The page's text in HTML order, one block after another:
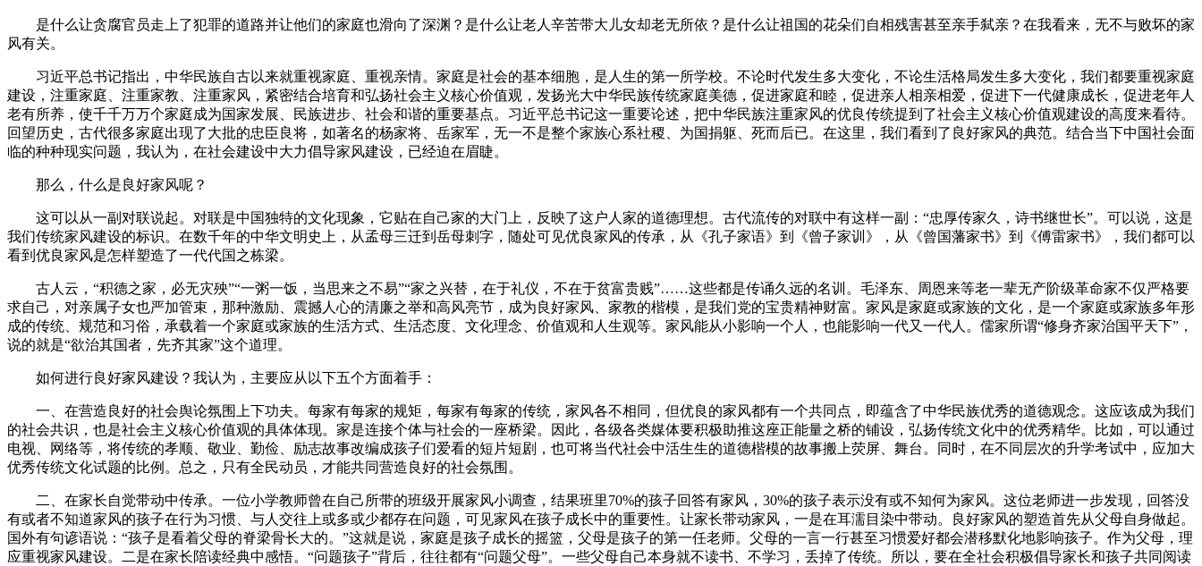
是什么让贪腐官员走上了犯罪的道路并让他们的家庭也滑向了深渊？是什么让老人辛苦带大儿女却老无所依？是什么让祖国的花朵们自相残害甚至亲手弑亲？在我看来，无不与败坏的家
风有关。
习近平总书记指出，中华民族自古以来就重视家庭、重视亲情。家庭是社会的基本细胞，是人生的第一所学校。不论时代发生多大变化，不论生活格局发生多大变化，我们都要重视家庭
建设，注重家庭、注重家教、注重家风，紧密结合培育和弘扬社会主义核心价值观，发扬光大中华民族传统家庭美德，促进家庭和睦，促进亲人相亲相爱，促进下一代健康成长，促进老年人
老有所养，使千千万万个家庭成为国家发展、民族进步、社会和谐的重要基点。习近平总书记这一重要论述，把中华民族注重家风的优良传统提到了社会主义核心价值观建设的高度来看待。
回望历史，古代很多家庭出现了大批的忠臣良将，如著名的杨家将、岳家军，无一不是整个家族心系社稷、为国捐躯、死而后已。在这里，我们看到了良好家风的典范。结合当下中国社会面
临的种种现实问题，我认为，在社会建设中大力倡导家风建设，已经迫在眉睫。
那么，什么是良好家风呢？
这可以从一副对联说起。对联是中国独特的文化现象，它贴在自己家的大门上，反映了这户人家的道德理想。古代流传的对联中有这样一副：“忠厚传家久，诗书继世长”。可以说，这是
我们传统家风建设的标识。在数千年的中华文明史上，从孟母三迁到岳母刺字，随处可见优良家风的传承，从《孔子家语》到《曾子家训》，从《曾国藩家书》到《傅雷家书》，我们都可以
看到优良家风是怎样塑造了一代代国之栋梁。
古人云，“积德之家，必无灾殃”“一粥一饭，当思来之不易”“家之兴替，在于礼仪，不在于贫富贵贱”……这些都是传诵久远的名训。毛泽东、周恩来等老一辈无产阶级革命家不仅严格要
求自己，对亲属子女也严加管束，那种激励、震撼人心的清廉之举和高风亮节，成为良好家风、家教的楷模，是我们党的宝贵精神财富。家风是家庭或家族的文化，是一个家庭或家族多年形
成的传统、规范和习俗，承载着一个家庭或家族的生活方式、生活态度、文化理念、价值观和人生观等。家风能从小影响一个人，也能影响一代又一代人。儒家所谓“修身齐家治国平天下”，
说的就是“欲治其国者，先齐其家”这个道理。
如何进行良好家风建设？我认为，主要应从以下五个方面着手：
一、在营造良好的社会舆论氛围上下功夫。每家有每家的规矩，每家有每家的传统，家风各不相同，但优良的家风都有一个共同点，即蕴含了中华民族优秀的道德观念。这应该成为我们
的社会共识，也是社会主义核心价值观的具体体现。家是连接个体与社会的一座桥梁。因此，各级各类媒体要积极助推这座正能量之桥的铺设，弘扬传统文化中的优秀精华。比如，可以通过
电视、网络等，将传统的孝顺、敬业、勤俭、励志故事改编成孩子们爱看的短片短剧，也可将当代社会中活生生的道德楷模的故事搬上荧屏、舞台。同时，在不同层次的升学考试中，应加大
优秀传统文化试题的比例。总之，只有全民动员，才能共同营造良好的社会氛围。
二、在家长自觉带动中传承。一位小学教师曾在自己所带的班级开展家风小调查，结果班里70%的孩子回答有家风，30%的孩子表示没有或不知何为家风。这位老师进一步发现，回答没
有或者不知道家风的孩子在行为习惯、与人交往上或多或少都存在问题，可见家风在孩子成长中的重要性。让家长带动家风，一是在耳濡目染中带动。良好家风的塑造首先从父母自身做起。
国外有句谚语说：“孩子是看着父母的脊梁骨长大的。”这就是说，家庭是孩子成长的摇篮，父母是孩子的第一任老师。父母的一言一行甚至习惯爱好都会潜移默化地影响孩子。作为父母，理
应重视家风建设。二是在家长陪读经典中感悟。“问题孩子”背后，往往都有“问题父母”。一些父母自己本身就不读书、不学习，丢掉了传统。所以，要在全社会积极倡导家长和孩子共同阅读